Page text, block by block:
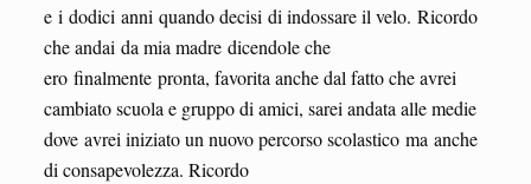
e i dodici anni quando decisi di indossare il velo. Ricordo
che andai da mia madre dicendole che
ero finalmente pronta, favorita anche dal fatto che avrei
cambiato scuola e gruppo di amici, sarei andata alle medie
dove avrei iniziato un nuovo percorso scolastico ma anche
di consapevolezza. Ricordo